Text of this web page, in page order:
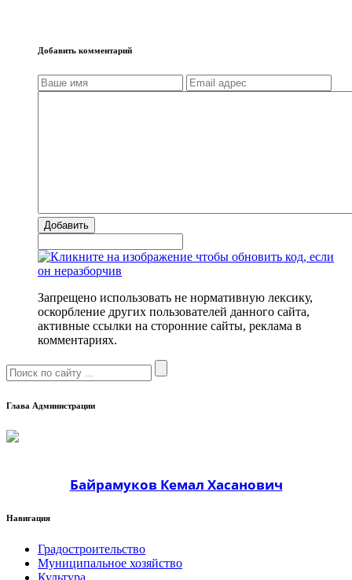
Добавить комментарий
Добавить
Запрещено использовать не нормативную лексику,
оскорбление других пользователей данного сайта,
активные ссылки на сторонние сайты, реклама в
комментариях.
Глава Администрации
Байрамуков Кемал Хасанович
Навигация
Градостроительство
Муниципальное хозяйство
Культура